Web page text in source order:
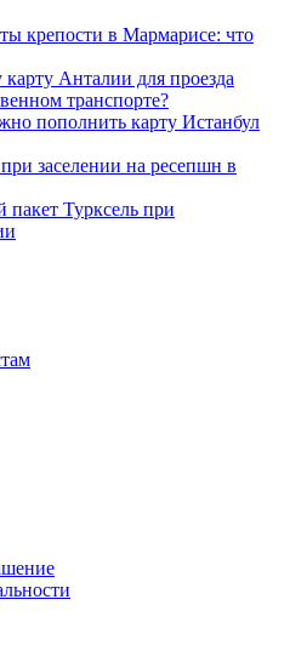
крепости в Мармарисе: что
Анталии для проезда
транспорте?
пополнить карту Истанбул
заселении на ресепшн в
Турксель при